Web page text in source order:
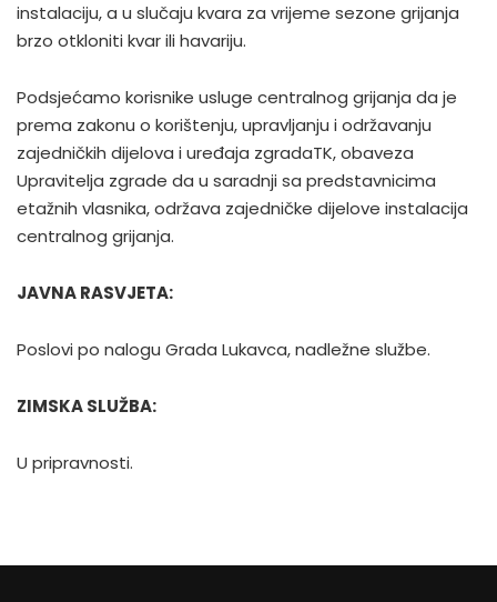
instalaciju, a u slučaju kvara za vrijeme sezone grijanja
brzo otkloniti kvar ili havariju.
Podsjećamo korisnike usluge centralnog grijanja da je
prema zakonu o korištenju, upravljanju i održavanju
zajedničkih dijelova i uređaja zgradaTK, obaveza
Upravitelja zgrade da u saradnji sa predstavnicima
etažnih vlasnika, održava zajedničke dijelove instalacija
centralnog grijanja.
JAVNA RASVJETA:
Poslovi po nalogu Grada Lukavca, nadležne službe.
ZIMSKA SLUŽBA:
U pripravnosti.